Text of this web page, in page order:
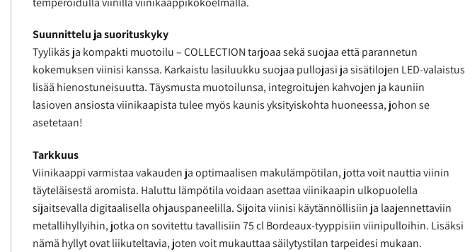
Suunnittelu ja suorituskyky
Tyylikäs ja kompakti muotoilu – COLLECTION tarjoaa sekä suojaa että parannetun
kokemuksen viinisi kanssa. Karkaistu lasiluukku suojaa pullojasi ja sisätilojen LED-valaistus
lisää hienostuneisuutta. Täysmusta muotoilunsa, integroitujen kahvojen ja kauniin
lasioven ansiosta viinikaapista tulee myös kaunis yksityiskohta huoneessa, johon se
asetetaan!
Tarkkuus
Viinikaappi varmistaa vakauden ja optimaalisen makulämpötilan, jotta voit nauttia viinin
täyteläisestä aromista. Haluttu lämpötila voidaan asettaa viinikaapin ulkopuolella
sijaitsevalla digitaalisella ohjauspaneelilla. Sijoita viinisi käytännöllisiin ja laajennettaviin
metallihyllyihin, jotka on sovitettu tavallisiin 75 cl Bordeaux-tyyppisiin viinipulloihin. Lisäksi
nämä hyllyt ovat liikuteltavia, joten voit mukauttaa säilytystilan tarpeidesi mukaan.